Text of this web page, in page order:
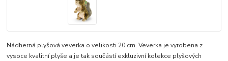
Nádherná plyšová veverka o velikosti 20 cm. Veverka je vyrobena z
vysoce kvalitní plyše a je tak součástí exkluzivní kolekce plyšových